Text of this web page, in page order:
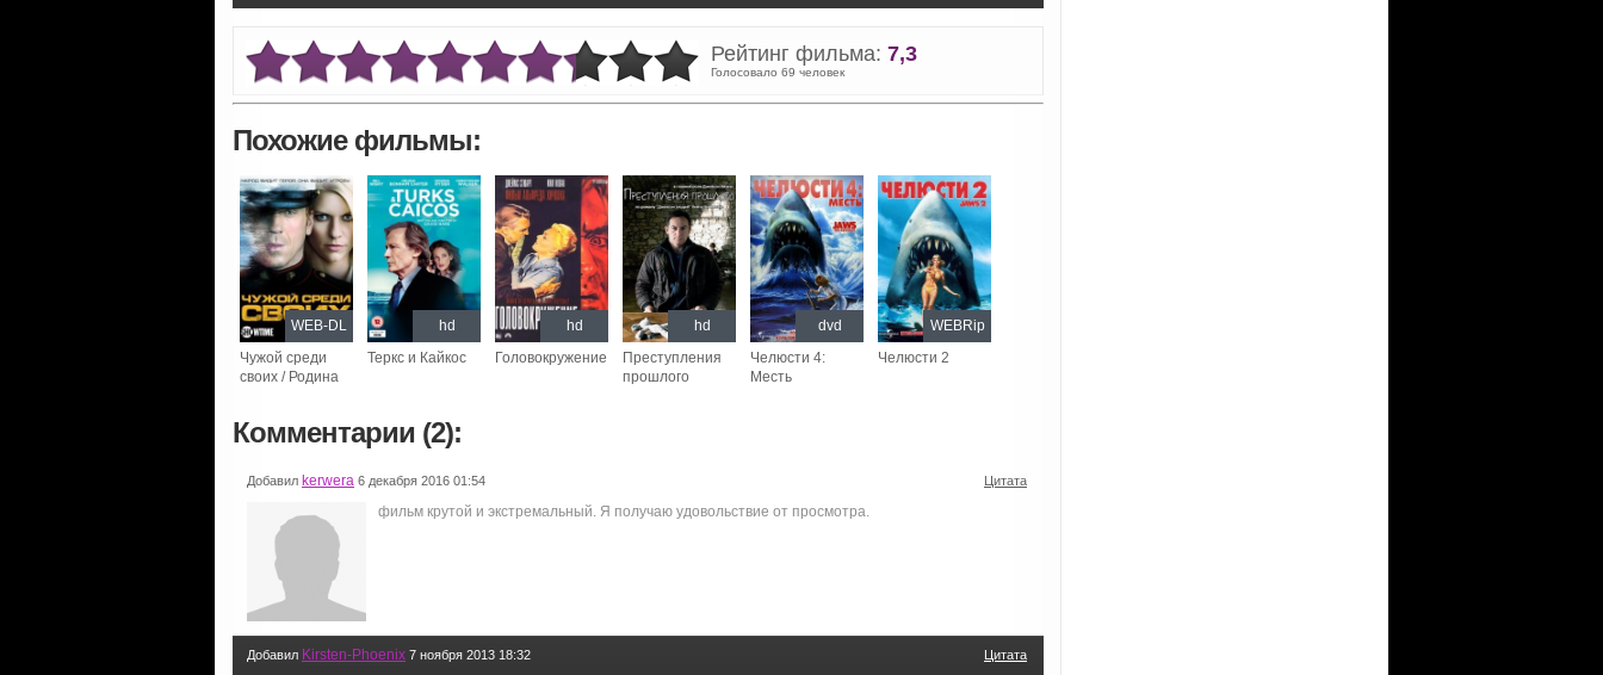
Рейтинг фильма: 7,3
Голосовало 69 человек
Похожие фильмы:
Чужой среди
своих / Родина
WEB-DL
Теркс и Кайкос
hd
Головокружение
hd
Преступления
прошлого
hd
Челюсти 4:
Месть
dvd
Челюсти 2
WEBRip
Комментарии (2):
Добавил kerwera 6 декабря 2016 01:54 Цитата
фильм крутой и экстремальный. Я получаю удовольствие от просмотра.
Добавил Kirsten-Phoenix 7 ноября 2013 18:32 Цитата